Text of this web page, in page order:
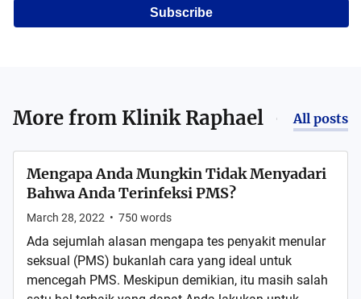
Subscribe
More from Klinik Raphael All posts
Mengapa Anda Mungkin Tidak Menyadari
Bahwa Anda Terinfeksi PMS?
March 28, 2022 • 750 words
Ada sejumlah alasan mengapa tes penyakit menular
seksual (PMS) bukanlah cara yang ideal untuk
mencegah PMS. Meskipun demikian, itu masih salah